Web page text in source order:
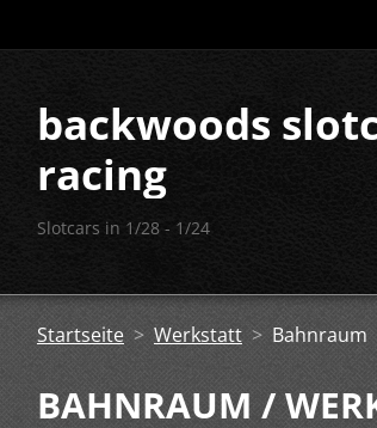
backwoods
racing
Slotcars in 1/28 - 1/24
Startseite > Werkstatt >
BAHNRAUM /